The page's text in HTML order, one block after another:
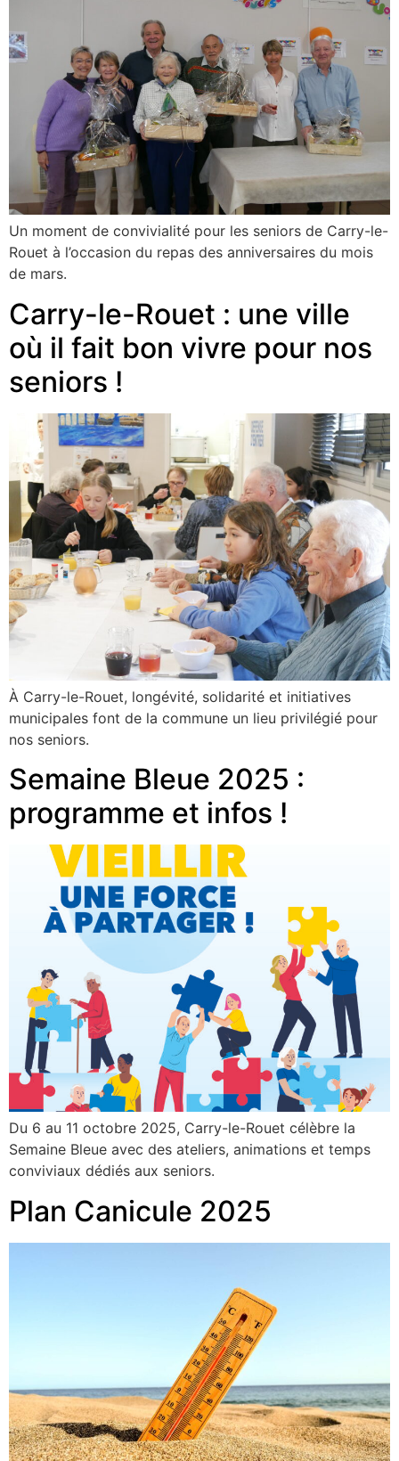
Un moment de convivialité pour les seniors de Carry-le-
Rouet à l’occasion du repas des anniversaires du mois
de mars.
Carry-le-Rouet : une ville
où il fait bon vivre pour nos
seniors !
À Carry-le-Rouet, longévité, solidarité et initiatives
municipales font de la commune un lieu privilégié pour
nos seniors.
Semaine Bleue 2025 :
programme et infos !
Du 6 au 11 octobre 2025, Carry-le-Rouet célèbre la
Semaine Bleue avec des ateliers, animations et temps
conviviaux dédiés aux seniors.
Plan Canicule 2025